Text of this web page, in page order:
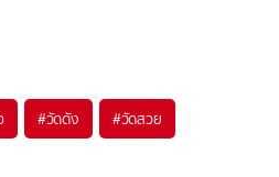
#วัดดัง #วัดสวย